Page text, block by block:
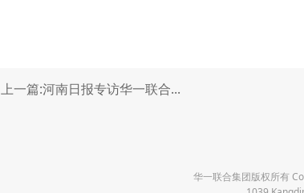
上一篇:河南日报专访华一联合...
华一联合集团版权所有